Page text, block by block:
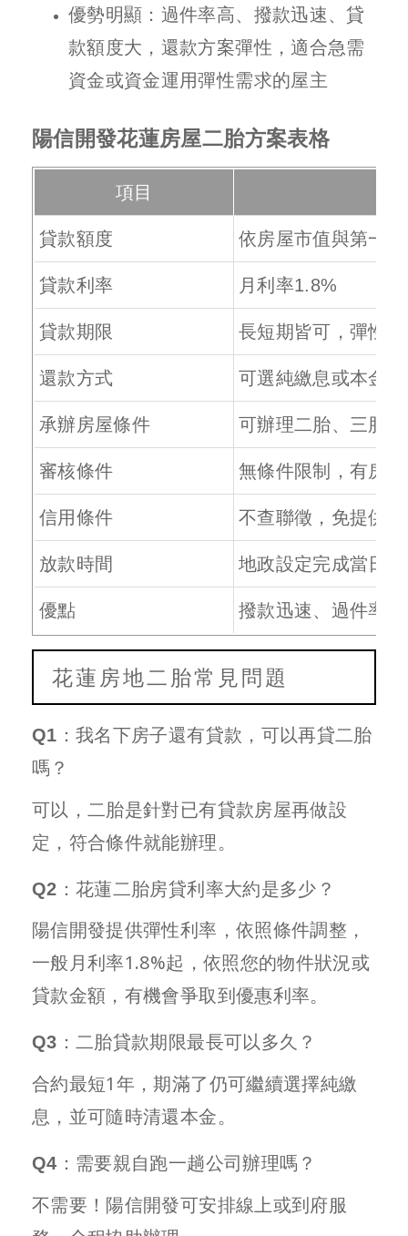
優勢明顯：過件率高、撥款迅速、貸
款額度大，還款方案彈性，適合急需
資金或資金運用彈性需求的屋主
陽信開發花蓮房屋二胎方案表格
項目
貸款額度 依房屋市值與第一
貸款利率 月利率1.8%
貸款期限 長短期皆可，彈性
還款方式 可選純繳息或本金
承辦房屋條件 可辦理二胎、三胎
審核條件 無條件限制，有房
信用條件 不查聯徵，免提供
放款時間 地政設定完成當日
優點 撥款迅速、過件率
花蓮房地二胎常見問題
Q1：我名下房子還有貸款，可以再貸二胎
嗎？
可以，二胎是針對已有貸款房屋再做設
定，符合條件就能辦理。
Q2：花蓮二胎房貸利率大約是多少？
陽信開發提供彈性利率，依照條件調整，
一般月利率1.8%起，依照您的物件狀況或
貸款金額，有機會爭取到優惠利率。
Q3：二胎貸款期限最長可以多久？
合約最短1年，期滿了仍可繼續選擇純繳
息，並可隨時清還本金。
Q4：需要親自跑一趟公司辦理嗎？
不需要！陽信開發可安排線上或到府服